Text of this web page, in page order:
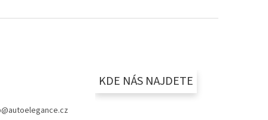
@autoelegance.cz
KDE NÁS NAJDETE